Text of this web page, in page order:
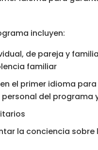
incluyen:
de pareja y
familiar
el primer idioma
del programa
la conciencia sobre